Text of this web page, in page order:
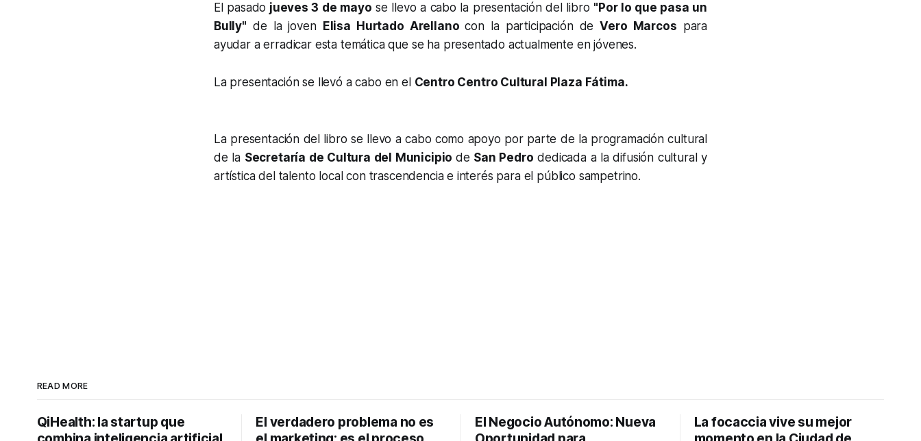
El pasado jueves 3 de mayo se llevo a cabo la presentación del libro "Por lo que pasa un
Bully" de la joven Elisa Hurtado Arellanocon la participación deVero Marcos para
ayudar a erradicar esta temática que se ha presentado actualmente en jóvenes.
La presentación se llevó a cabo en el Centro Centro Cultural Plaza Fátima.
La presentación del libro se llevo a cabo como apoyo por parte de la programación cultural
de la Secretaría de Cultura del Municipio de San Pedro dedicada a la difusión cultural y
artística del talento local con trascendencia e interés para el público sampetrino.
READ MORE
QiHealth: la startup que
El verdadero problema no es
El Negocio Autónomo: Nueva
La focaccia vive su mejor